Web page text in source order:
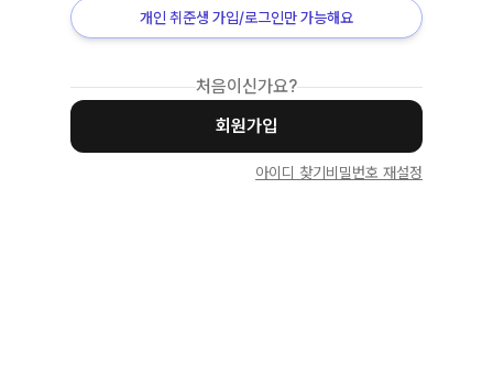
개인 취준생 가입/로그인만 가능해요
처음이신가요?
회원가입
아이디 찾기 비밀번호 재설정